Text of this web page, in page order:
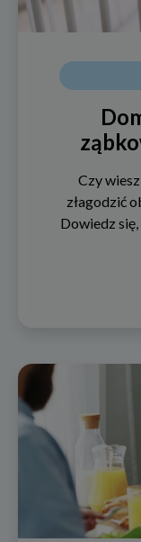
Czy
złagodzić
Dowiedz